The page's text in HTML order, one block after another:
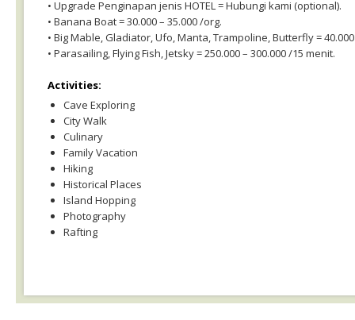
• Upgrade Penginapan jenis HOTEL = Hubungi kami (optional).
• Banana Boat = 30.000 – 35.000 /org.
• Big Mable, Gladiator, Ufo, Manta, Trampoline, Butterfly =
• Parasailing, Flying Fish, Jetsky = 250.000 – 300.000 /15 menit.
Activities:
Cave Exploring
City Walk
Culinary
Family Vacation
Hiking
Historical Places
Island Hopping
Photography
Rafting